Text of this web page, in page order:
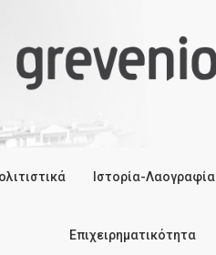
Ιστορία-Λαογραφία
Επιχειρηματικότητα